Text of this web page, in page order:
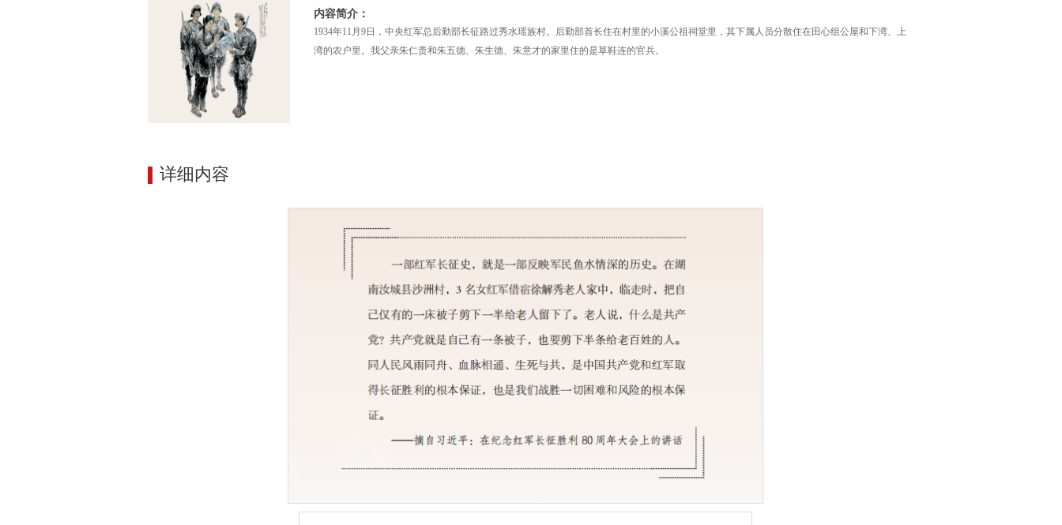
内容简介：
1934年11月9日，中央红军总后勤部长征路过秀水瑶族村。后勤部首长住在村里的小溪公祖祠堂里，其下属人员分散住在田心组公屋和下湾、上
湾的农户里。我父亲朱仁贵和朱五德、朱生德、朱意才的家里住的是草鞋连的官兵。
详细内容